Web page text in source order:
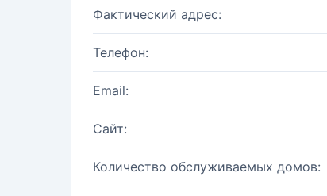
Фактический адрес:
Телефон:
Email:
Сайт:
Количество обслуживаемых домов: